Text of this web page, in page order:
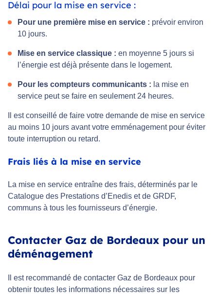
Délai pour la mise en service :
Pour une première mise en service : prévoir environ
10 jours.
Mise en service classique : en moyenne 5 jours si
l’énergie est déjà présente dans le logement.
Pour les compteurs communicants : la mise en
service peut se faire en seulement 24 heures.
Il est conseillé de faire votre demande de mise en service
au moins 10 jours avant votre emménagement pour éviter
toute interruption ou retard.
Frais liés à la mise en service
La mise en service entraîne des frais, déterminés par le
Catalogue des Prestations d’Enedis et de GRDF,
communs à tous les fournisseurs d’énergie.
Contacter Gaz de Bordeaux pour un
déménagement
Il est recommandé de contacter Gaz de Bordeaux pour
obtenir toutes les informations nécessaires sur les